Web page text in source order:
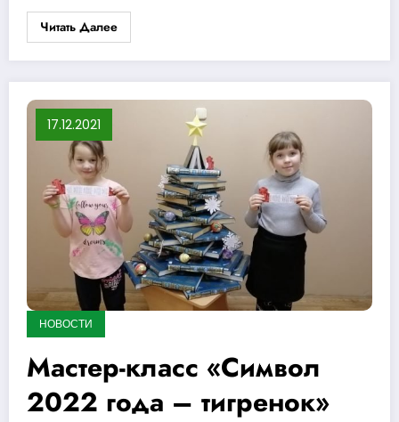
Читать Далее
17.12.2021
НОВОСТИ
Мастер-класс «Символ
2022 года – тигренок»